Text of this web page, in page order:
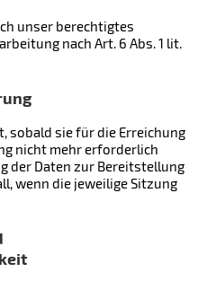
unser berechtigtes
nach Art. 6 Abs. 1 lit.
sobald sie für die Erreichung
nicht mehr erforderlich
der Daten zur Bereitstellung
wenn die jeweilige Sitzung